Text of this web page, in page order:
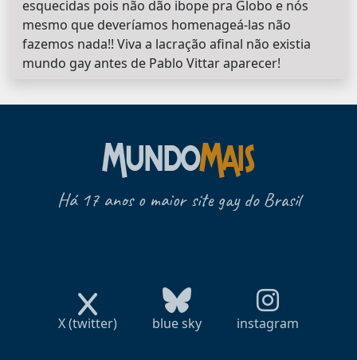
esquecidas pois não dão ibope pra Globo e nós
mesmo que deveríamos homenageá-las não
fazemos nada!! Viva a lacração afinal não existia
mundo gay antes de Pablo Vittar aparecer!
Há 17 anos o maior site gay do Brasil
X (twitter) blue sky instagram